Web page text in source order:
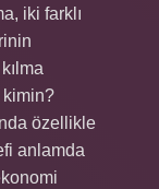
iki farklı
kimin?
özellikle
anlamda